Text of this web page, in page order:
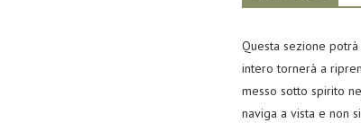
Questa sezione
intero tornerà a
messo sotto spirito
naviga a vista e non